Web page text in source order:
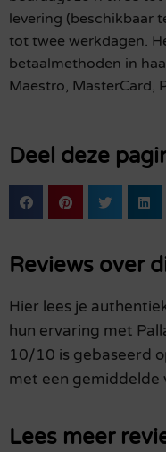
levering (beschikbaar
tot twee werkdagen.
betaalmethoden in
Maestro, MasterCard,
Deel deze
Reviews over
Hier lees je
hun ervaring met
10/10 is gebaseerd
met een gemiddelde
Lees meer